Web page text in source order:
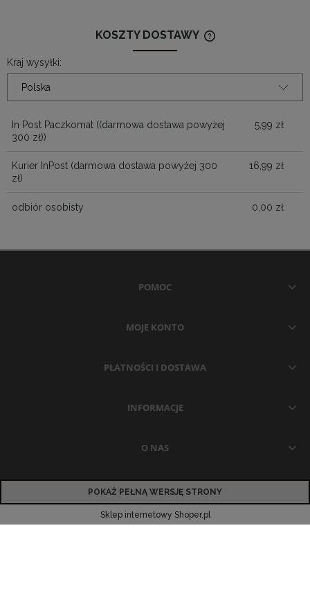
KOSZTY DOSTAWY
Kraj wysyłki:
In Post Paczkomat ((darmowa dostawa powyżej
300 zł))
5,99 zł
Kurier InPost (darmowa dostawa powyżej 300
zł)
16,99 zł
odbiór osobisty 0,00 zł
POMOC
MOJE KONTO
PŁATNOŚCI I DOSTAWA
INFORMACJE
O NAS
POKAŻ PEŁNĄ WERSJĘ STRONY
Sklep internetowy Shoper.pl